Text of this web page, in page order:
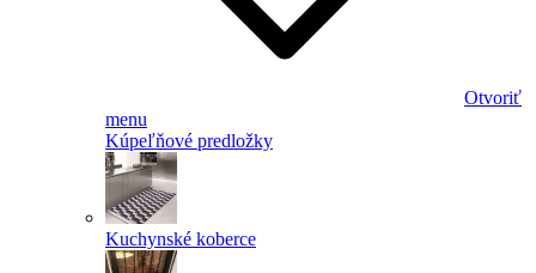
Otvoriť
menu
Kúpeľňové predložky
Kuchynské koberce